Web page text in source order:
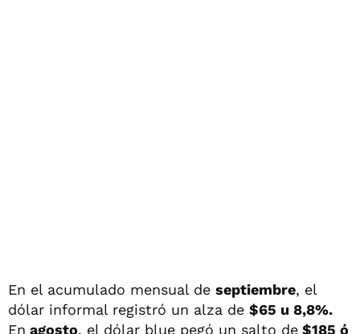
En el acumulado mensual de septiembre, el
dólar informal registró un alza de $65 u 8,8%.
En agosto, el dólar blue pegó un salto de $185 ó